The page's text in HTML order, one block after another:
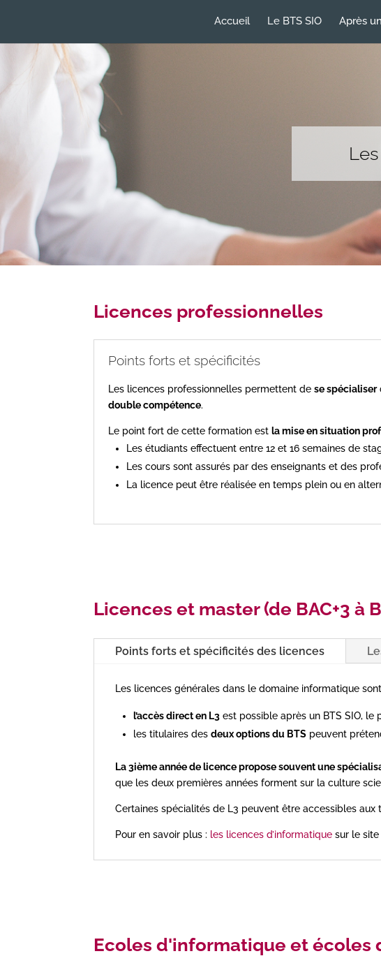
Accueil Le BTS SIO Après
Licences professionnelles
Points forts et spécificités
Les licences professionnelles permettent dese spécialiser
double compétence.
Le point fort de cette formation estla mise en situation
Les étudiants effectuent entre 12 et 16 semaines de
Les cours sont assurés par des enseignants et des
La licence peut être réalisée en temps plein ou en
Licences et master (de BAC+3 à
Points forts et spécificités des licences
Les licences générales dans le domaine informatique
l’accès direct en L3est possible après un BTS SIO, le
les titulaires des deux options du BTSpeuvent
La 3ième année de licence propose souvent une
que les deux premières années forment sur la culture
Certaines spécialités de L3 peuvent être accessibles aux
Pour en savoir plus : les licences d’informatique sur le site
Ecoles d'informatique et écoles